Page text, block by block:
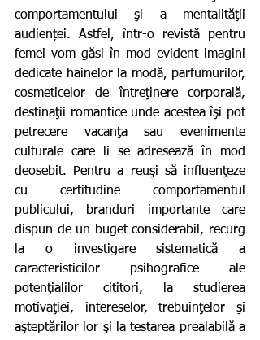
comportamentului şi a mentalităţii
audienței. Astfel, într-o revistă pentru
femei vom găsi în mod evident imagini
dedicate hainelor la modă, parfumurilor,
cosmeticelor de întreţinere corporală,
destinaţii romantice unde acestea îşi pot
petrecere vacanţa sau evenimente
culturale care li se adresează în mod
deosebit. Pentru a reuşi să influenţeze
cu certitudine comportamentul
publicului, branduri importante care
dispun de un buget considerabil, recurg
la o investigare sistematică a
caracteristicilor psihografice ale
potenţialilor cititori, la studierea
motivaţiei, intereselor, trebuinţelor şi
aşteptărilor lor şi la testarea prealabilă a